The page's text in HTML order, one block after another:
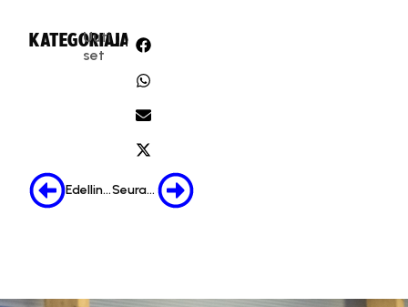
KATEGORIA:
Uuti
set
JAA:
Edellinen Seuraava